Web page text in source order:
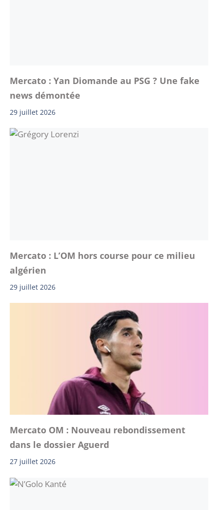
Mercato : Yan Diomande au PSG ? Une fake
news démontée
29 juillet 2026
Mercato : L’OM hors course pour ce milieu
algérien
29 juillet 2026
Mercato OM : Nouveau rebondissement
dans le dossier Aguerd
27 juillet 2026